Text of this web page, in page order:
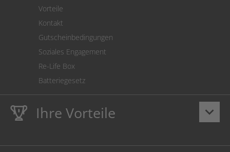
Vorteile
Kontakt
Gutscheinbedingungen
Soziales Engagement
Re-Life Box
Batteriegesetz
keyboard_arrow_down
Ihre Vorteile
LebenslangeHausmarke Garantieauf Toner und Tinte